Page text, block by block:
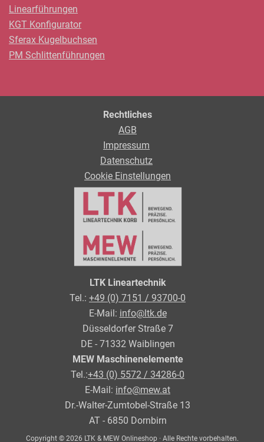
Linearführungen
KGT Konfigurator
Sferax Kugelbuchsen
PM Schlittenführungen
Copyright © 2026 LTK & MEW Onlineshop · Alle Rechte vorbehalten.
Rechtliches
AGB
Impressum
Datenschutz
Cookie Einstellungen
LTK Lineartechnik
Tel.: +49 (0) 7151 / 93700-0
E-Mail: info@ltk.de
Düsseldorfer Straße 7
DE - 71332 Waiblingen
MEW Maschinenelemente
Tel.:+43 (0) 5572 / 34286-0
E-Mail: info@mew.at
Dr.-Walter-Zumtobel-Straße 13
AT - 6850 Dornbirn